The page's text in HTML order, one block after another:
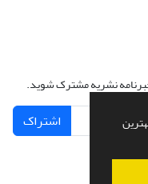
نشریه مشترک شوید.
اشتراک